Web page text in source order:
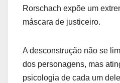
Rorschach expõe um
máscara de justiceiro.
A desconstrução não se
dos personagens, mas
psicologia de cada um